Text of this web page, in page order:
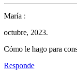
María :
octubre, 2023.
Cómo le hago para
Responde